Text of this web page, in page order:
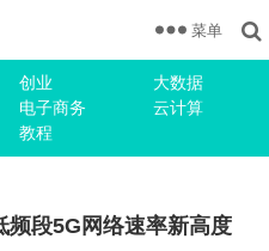
创业
大数据
电子商务
云计算
教程
菜单
段5G网络速率新高度